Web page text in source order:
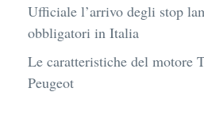
Ufficiale l’arrivo degli stop
obbligatori in Italia
Le caratteristiche del motore
Peugeot